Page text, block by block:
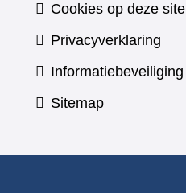
Cookies op deze site
Privacyverklaring
Informatiebeveiliging
Sitemap